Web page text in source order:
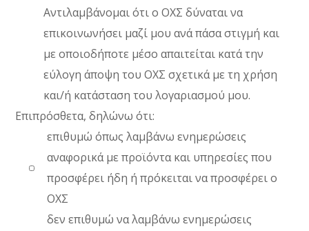
Αντιλαμβάνομαι ότι ο ΟΧΣ δύναται να
επικοινωνήσει μαζί μου ανά πάσα στιγμή και
με οποιοδήποτε μέσο απαιτείται κατά την
εύλογη άποψη του ΟΧΣ σχετικά με τη χρήση
και/ή κατάσταση του λογαριασμού μου.
Επιπρόσθετα, δηλώνω ότι:
επιθυμώ όπως λαμβάνω ενημερώσεις
αναφορικά με προϊόντα και υπηρεσίες που
προσφέρει ήδη ή πρόκειται να προσφέρει ο
ΟΧΣ
δεν επιθυμώ να λαμβάνω ενημερώσεις